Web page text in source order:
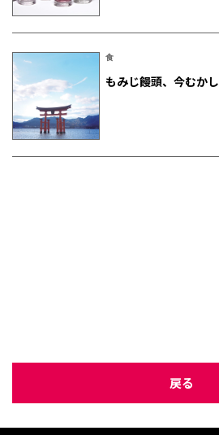
食
もみじ饅頭、今むかし
戻る